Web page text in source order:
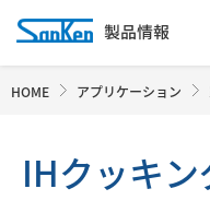
HOME アプリケーション
IHクッキ